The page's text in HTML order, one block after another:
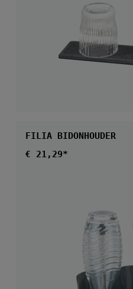
FILIA BIDONHOUDER
Normale prijs:
€ 21,29*